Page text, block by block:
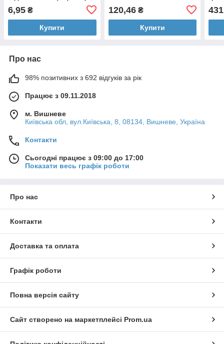
6,95 ₴
Купити
120,46₴
Купити
Про нас
98% позитивних з 692 відгуків за рік
Працює з 09.11.2018
м. Вишневе
Київська обл, вул.Київська, 8, 08134, Вишневе, Україна
Контакти
Сьогодні працює з 09:00 до 17:00
Показати весь графік роботи
Про нас
Контакти
Доставка та оплата
Графік роботи
Повна версія сайту
Сайт створено на маркетплейсі Prom.ua